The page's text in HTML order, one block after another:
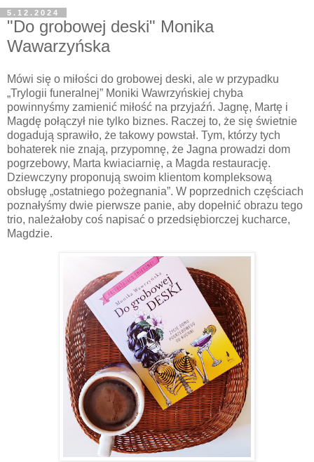
5.12.2024
"Do grobowej deski" Monika
Wawarzyńska
Mówi się o miłości do grobowej deski, ale w przypadku
„Trylogii funeralnej” Moniki Wawrzyńskiej chyba
powinnyśmy zamienić miłość na przyjaźń. Jagnę, Martę i
Magdę połączył nie tylko biznes. Raczej to, że się świetnie
dogadują sprawiło, że takowy powstał. Tym, którzy tych
bohaterek nie znają, przypomnę, że Jagna prowadzi dom
pogrzebowy, Marta kwiaciarnię, a Magda restaurację.
Dziewczyny proponują swoim klientom kompleksową
obsługę „ostatniego pożegnania”. W poprzednich częściach
poznałyśmy dwie pierwsze panie, aby dopełnić obrazu tego
trio, należałoby coś napisać o przedsiębiorczej kucharce,
Magdzie.